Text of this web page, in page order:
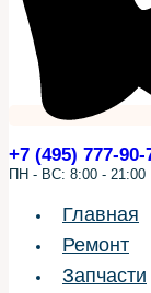
+7 (495) 777-90-
ПН - ВС: 8:00 - 21:00
Главная
Ремонт
Запчасти